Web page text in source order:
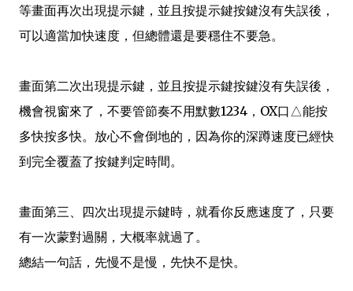
等畫面再次出現提示鍵，並且按提示鍵按鍵沒有失誤後，
可以適當加快速度，但總體還是要穩住不要急。
畫面第二次出現提示鍵，並且按提示鍵按鍵沒有失誤後，
機會視窗來了，不要管節奏不用默數1234，OX口△能按
多快按多快。放心不會倒地的，因為你的深蹲速度已經快
到完全覆蓋了按鍵判定時間。
畫面第三、四次出現提示鍵時，就看你反應速度了，只要
有一次蒙對過關，大概率就過了。
總結一句話，先慢不是慢，先快不是快。